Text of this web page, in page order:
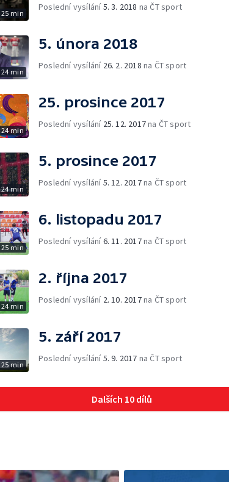
25 min
Poslední vysílání5. 3. 2018 na ČT sport
24 min
5. února 2018
Poslední vysílání 26. 2. 2018 na ČT sport
24 min
25. prosince 2017
Poslední vysílání 25. 12. 2017na ČT sport
24 min
5. prosince 2017
Poslední vysílání5. 12. 2017na ČT sport
25 min
6. listopadu 2017
Poslední vysílání6. 11. 2017na ČT sport
24 min
2. října 2017
Poslední vysílání 2. 10. 2017na ČT sport
25 min
5. září 2017
Poslední vysílání5. 9. 2017 na ČT sport
Dalších 10 dílů